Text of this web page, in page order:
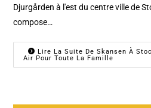
Djurgården à l'est du centre ville de
compose…
Lire La Suite De Skansen À
Air Pour Toute La Famille